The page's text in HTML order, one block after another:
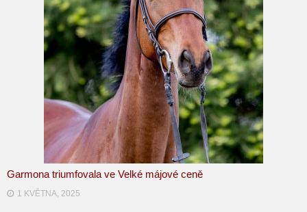
Garmona triumfovala ve Velké májové ceně
1 KVĚTNA, 2025